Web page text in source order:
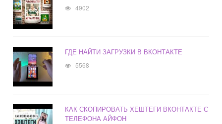
4902
ГДЕ НАЙТИ ЗАГРУЗКИ В ВКОНТАКТЕ
5568
КАК СКОПИРОВАТЬ ХЕШТЕГИ ВКОНТАКТЕ С
ТЕЛЕФОНА АЙФОН